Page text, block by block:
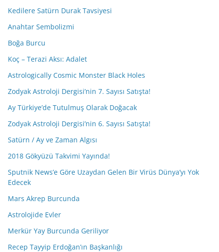
Kedilere Satürn Durak Tavsiyesi
Anahtar Sembolizmi
Boğa Burcu
Koç – Terazi Aksı: Adalet
Astrologically Cosmic Monster Black Holes
Zodyak Astroloji Dergisi’nin 7. Sayısı Satışta!
Ay Türkiye’de Tutulmuş Olarak Doğacak
Zodyak Astroloji Dergisi’nin 6. Sayısı Satışta!
Satürn / Ay ve Zaman Algısı
2018 Gökyüzü Takvimi Yayında!
Sputnik News’e Göre Uzaydan Gelen Bir Virüs Dünya’yı Yok
Edecek
Mars Akrep Burcunda
Astrolojide Evler
Merkür Yay Burcunda Geriliyor
Recep Tayyip Erdoğan’ın Başkanlığı